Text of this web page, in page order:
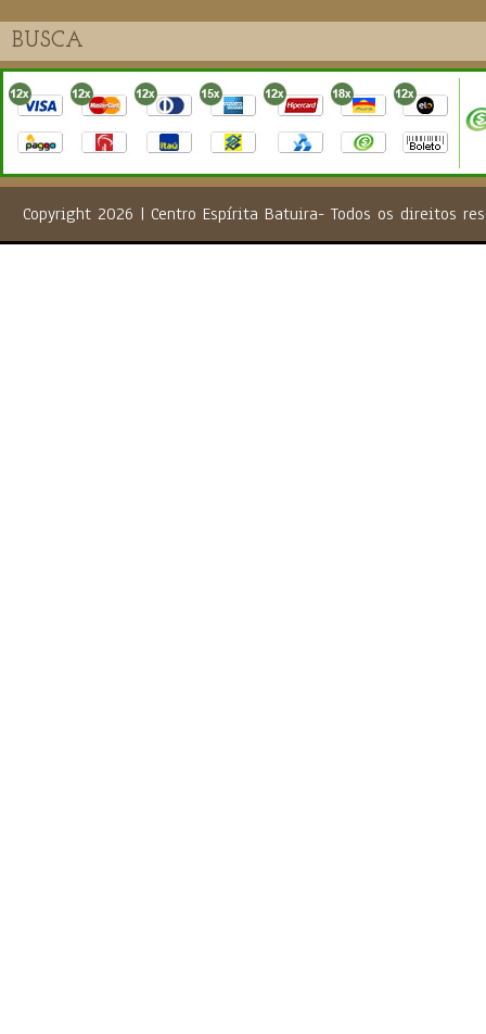
Copyright 2026 | Centro Espírita Batuira- Todos os